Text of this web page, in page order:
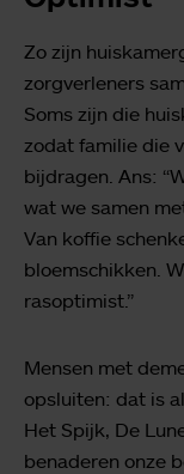
Zo zijn
zorgverleners
Soms zijn die
zodat familie die
bijdragen. Ans:
wat we samen
Van koffie
bloemschikken.
rasoptimist.”
Mensen met
opsluiten: dat is
Het Spijk, De
benaderen onze